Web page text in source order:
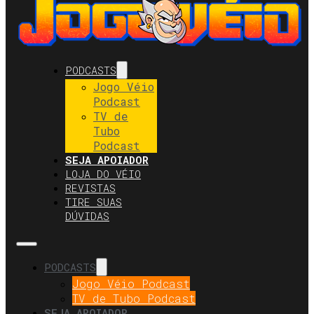
PODCASTS
Jogo Véio
Podcast
TV de
Tubo
Podcast
SEJA APOIADOR
LOJA DO VÉIO
REVISTAS
TIRE SUAS
DÚVIDAS
PODCASTS
Jogo Véio Podcast
TV de Tubo Podcast